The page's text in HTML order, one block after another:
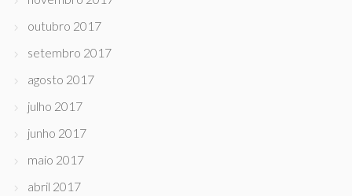
outubro 2017
setembro 2017
agosto 2017
julho 2017
junho 2017
maio 2017
abril 2017